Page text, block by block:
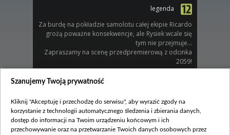
legenda
Za burdę na pokładzie samolotu całej ekipie Ricardo
grożą poważne konsekwencje, ale Rysiek wcale się
tym nie przejmuje...
Zapraszamy na scenę przedpremierową z odcinka
2059!
Zobacz również
Szanujemy Twoją prywatność
Kliknij "Akceptuję i przechodzę do serwisu", aby wyrazić zgody na
korzystanie z technologii automatycznego śledzenia i zbierania danych,
dostęp do informacji na Twoim urządzeniu końcowym i ich
przechowywanie oraz na przetwarzanie Twoich danych osobowych przez